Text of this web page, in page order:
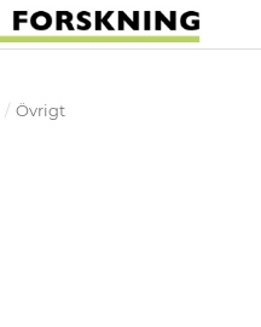
/ Övrigt